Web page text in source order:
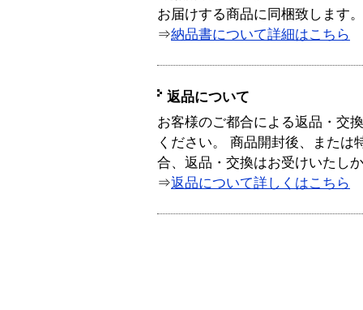
お届けする商品に同梱致します。
⇒納品書について詳細はこちら
返品について
お客様のご都合による返品・交
ください。 商品開封後、または
合、返品・交換はお受けいたし
⇒返品について詳しくはこちら